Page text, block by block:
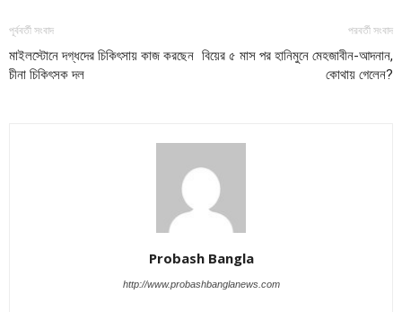
পূর্ববর্তী সংবাদ
মাইলস্টোনে দগ্ধদের চিকিৎসায় কাজ করছেন
চীনা চিকিৎসক দল
পরবর্তী সংবাদ
বিয়ের ৫ মাস পর হানিমুনে মেহজাবীন-আদনান,
কোথায় গেলেন?
Probash Bangla
http://www.probashbanglanews.com